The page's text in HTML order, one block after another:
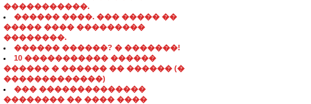
�����������.
������ ����. ��� ����� ��
����� ���� ���������
��������.
������ ������? � �������!
10 ����������� ������
������ � ������ �� ������ (�
�������������)
��� ��������������
�������� �� ���� ����